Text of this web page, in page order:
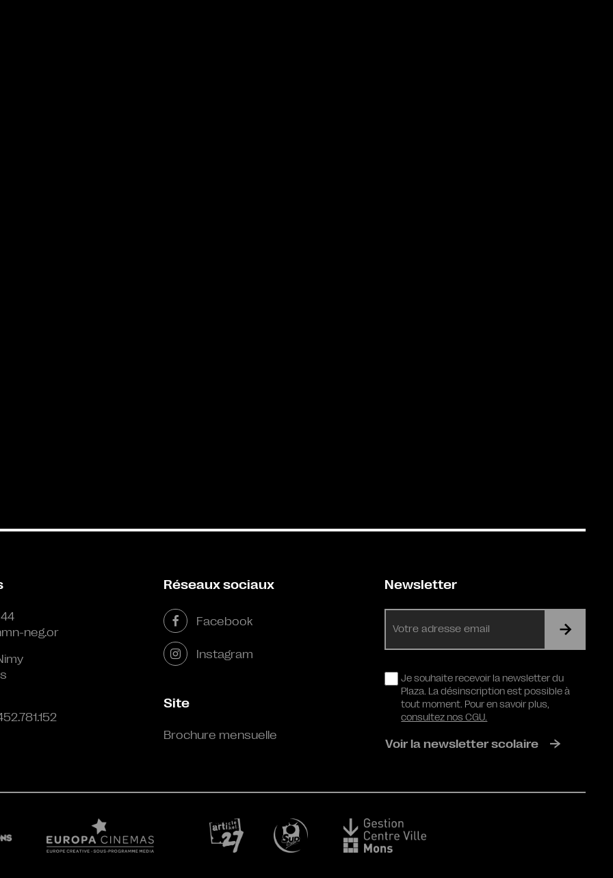
neg.or
Réseaux sociaux
Facebook
Instagram
Site
Brochure mensuelle
Newsletter
mail
RGPDJe souhaite recevoir la newsletter du
Plaza. La désinscription est possible à
tout moment. Pour en savoir plus,
consultez nos CGU.
Voir la newsletter scolaire